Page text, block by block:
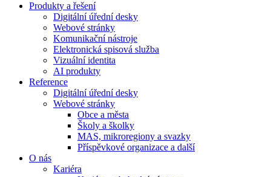
Produkty a řešení
Digitální úřední desky
Webové stránky
Komunikační nástroje
Elektronická spisová služba
Vizuální identita
AI produkty
Reference
Digitální úřední desky
Webové stránky
Obce a města
Školy a školky
MAS, mikroregiony a svazky
Příspěvkové organizace a další
O nás
Kariéra